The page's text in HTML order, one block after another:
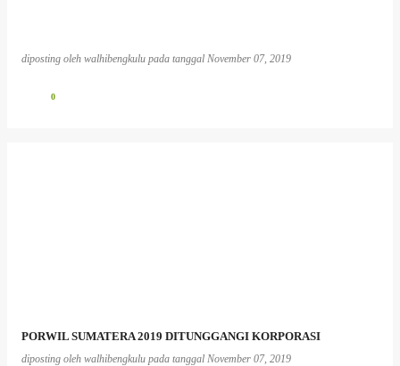
diposting oleh walhibengkulu pada tanggal November 07, 2019
0
PORWIL SUMATERA 2019 DITUNGGANGI KORPORASI
diposting oleh walhibengkulu pada tanggal November 07, 2019